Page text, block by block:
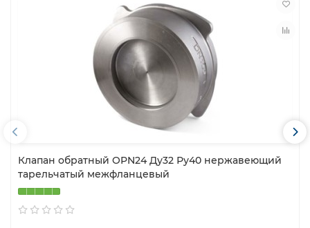
Клапан обратный OPN24 Ду32 Ру40 нержавеющий
тарельчатый межфланцевый